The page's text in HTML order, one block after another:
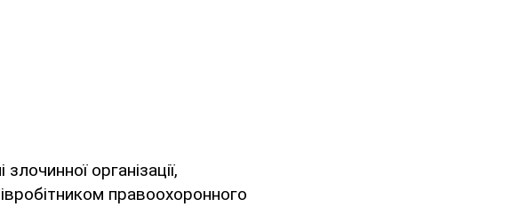
організації,
правоохоронного